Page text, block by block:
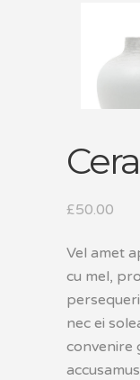
£50.00
Vel amet
cu mel,
nec ei
convenire